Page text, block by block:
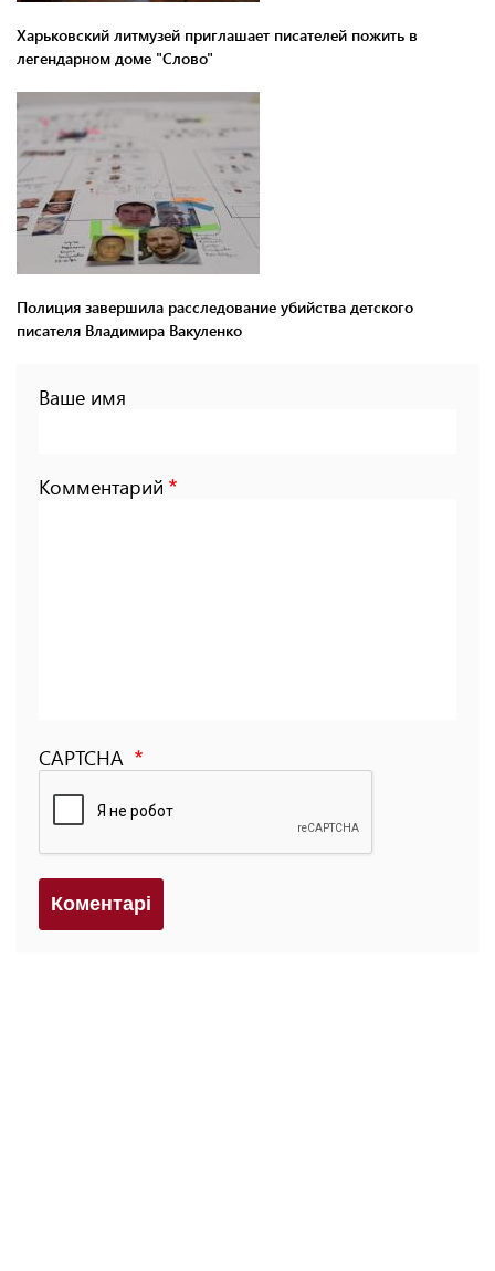
Харьковский литмузей приглашает писателей пожить в
легендарном доме "Слово"
Полиция завершила расследование убийства детского
писателя Владимира Вакуленко
Ваше имя
Комментарий
CAPTCHA
Коментарi